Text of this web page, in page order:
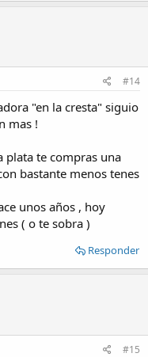
#14
"en la cresta" siguio
mas !
plata te compras una
bastante menos tenes
unos años , hoy
( o te sobra )
Responder
#15